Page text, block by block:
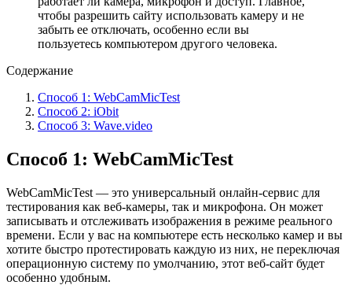
чтобы разрешить сайту использовать камеру и не
забыть ее отключать, особенно если вы
пользуетесь компьютером другого человека.
Содержание
Способ 1: WebCamMicTest
Способ 2: iObit
Способ 3: Wave.video
Способ 1: WebCamMicTest
WebCamMicTest — это универсальный онлайн-сервис для
тестирования как веб-камеры, так и микрофона. Он может
записывать и отслеживать изображения в режиме реального
времени. Если у вас на компьютере есть несколько камер и вы
хотите быстро протестировать каждую из них, не переключая
операционную систему по умолчанию, этот веб-сайт будет
особенно удобным.